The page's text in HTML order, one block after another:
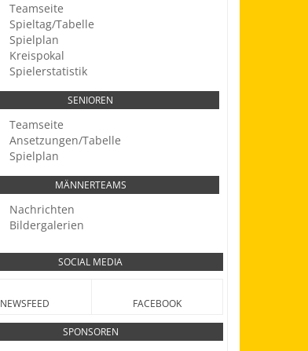
Teamseite
Spieltag/Tabelle
Spielplan
Kreispokal
Spielerstatistik
SENIOREN
Teamseite
Ansetzungen/Tabelle
Spielplan
MÄNNERTEAMS
Nachrichten
Bildergalerien
SOCIAL MEDIA
NEWSFEED FACEBOOK
SPONSOREN